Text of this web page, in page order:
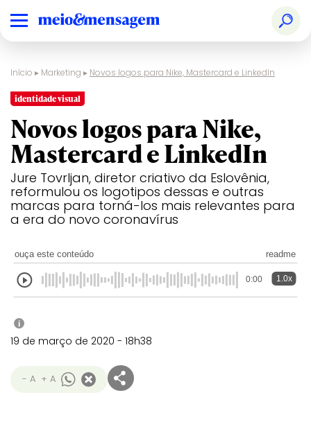
Início ▸ Marketing ▸ Novos logos para Nike, Mastercard e LinkedIn
identidade visual
Novos logos para Nike,
Mastercard e LinkedIn
Jure Tovrljan, diretor criativo da Eslovênia,
reformulou os logotipos dessas e outras
marcas para torná-los mais relevantes para
a era do novo coronavírus
ouça este conteúdo readme
0:00 1.0x
i
19 de março de 2020 - 18h38
- A + A